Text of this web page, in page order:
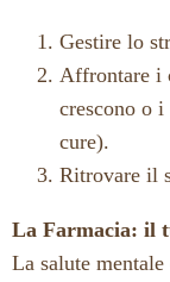
Gestire lo
Affrontare i
crescono o
cure).
Ritrovare il
La Farmacia: il
La salute